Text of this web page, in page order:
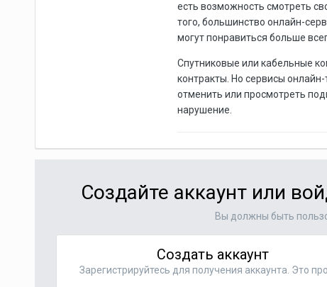
есть возможность смотреть
того, большинство онлайн-
могут понравиться больше
Спутниковые или кабельные
контракты. Но сервисы
отменить или просмотреть
нарушение.
Создайте аккаунт или
Вы должны быть
Создать аккаунт
Зарегистрируйтесь для получения аккаунта. Это